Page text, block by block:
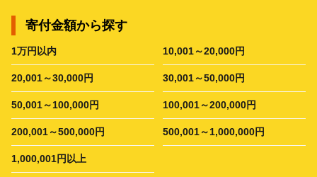
寄付金額から探す
1万円以内 10,001～20,000円
20,001～30,000円 30,001～50,000円
50,001～100,000円 100,001～200,000円
200,001～500,000円 500,001～1,000,000円
1,000,001円以上